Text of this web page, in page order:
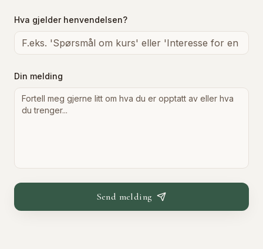
Hva gjelder henvendelsen?
Din melding
Send melding